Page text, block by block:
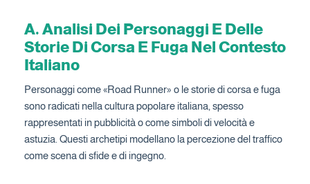
A. Analisi Dei Personaggi E Delle
Storie Di Corsa E Fuga Nel Contesto
Italiano
Personaggi come «Road Runner» o le storie di corsa e fuga
sono radicati nella cultura popolare italiana, spesso
rappresentati in pubblicità o come simboli di velocità e
astuzia. Questi archetipi modellano la percezione del traffico
come scena di sfide e di ingegno.